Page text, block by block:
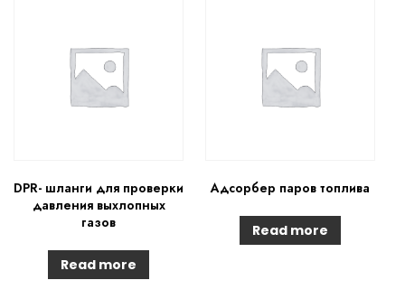
DPR- шланги для проверки
давления выхлопных
газов
Read more
Адсорбер паров топлива
Read more